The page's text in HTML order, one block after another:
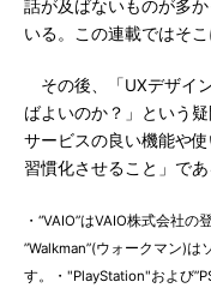
話が及ばないものが多
いる。この連載ではそこ
その後、「UXデザイ
ばよいのか？」という
サービスの良い機能や
習慣化させること」であ
・“VAIO”はVAIO株式会社
”Walkman”(ウォークマン)
す。・"PlayStation"および